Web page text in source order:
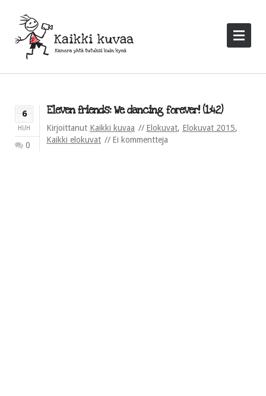
6
HUH
0
Eleven friends: We dancing forever! (1:42)
Kirjoittanut Kaikki kuvaa Elokuvat, Elokuvat 2015,
Kaikki elokuvat
Ei kommentteja